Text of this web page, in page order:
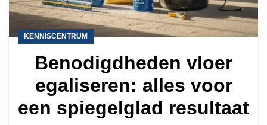
KENNISCENTRUM
Benodigdheden vloer
egaliseren: alles voor
een spiegelglad resultaat